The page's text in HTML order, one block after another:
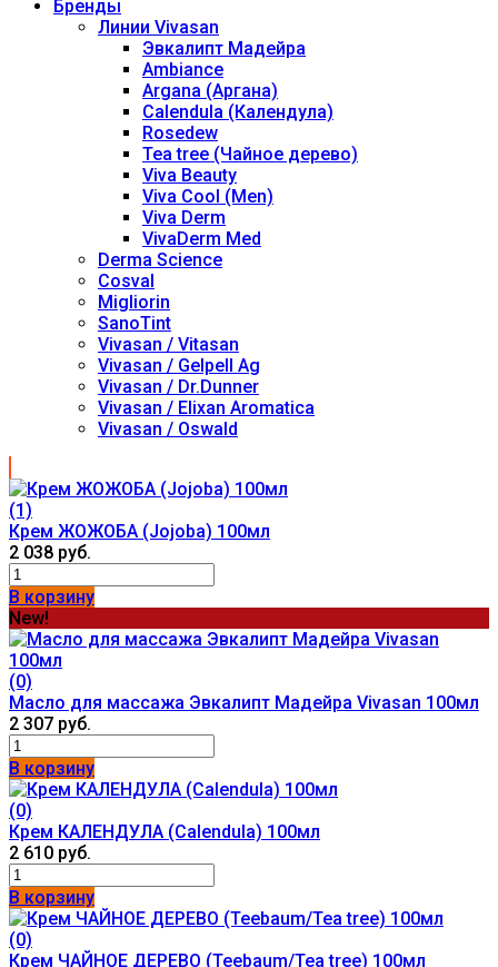
Бренды
Линии Vivasan
Эвкалипт Мадейра
Ambiance
Argana (Аргана)
Calendula (Календула)
Rosedew
Tea tree (Чайное дерево)
Viva Beauty
Viva Cool (Men)
Viva Derm
VivaDerm Med
Derma Science
Cosval
Migliorin
SanoTint
Vivasan / Vitasan
Vivasan / Gelpell Ag
Vivasan / Dr.Dunner
Vivasan / Elixan Aromatica
Vivasan / Oswald
(1)
Крем ЖОЖОБА (Jojoba) 100мл
2 038 руб.
В корзину
New!
(0)
Масло для массажа Эвкалипт Мадейра Vivasan 100мл
2 307 руб.
В корзину
(0)
Крем КАЛЕНДУЛА (Calendula) 100мл
2 610 руб.
В корзину
(0)
Крем ЧАЙНОЕ ДЕРЕВО (Teebaum/Tea tree) 100мл